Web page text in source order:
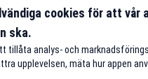
tim i Göteborgcookies för att vår
ska.
tillåta analys- och
upplevelsen, mäta hur appen